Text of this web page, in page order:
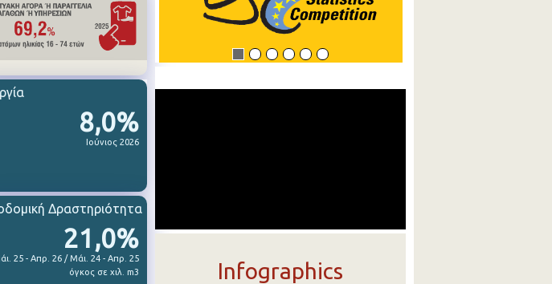
8,0%
Ιούνιος 2026
21,0%
25 - Απρ. 26 / Μάι. 24 - Απρ. 25
όγκος σε χιλ. m3
Δραστηριότητα
Infographics